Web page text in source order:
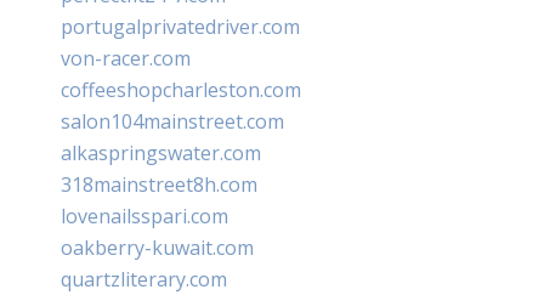
portugalprivatedriver.com
von-racer.com
coffeeshopcharleston.com
salon104mainstreet.com
alkaspringswater.com
318mainstreet8h.com
lovenailsspari.com
oakberry-kuwait.com
quartzliterary.com